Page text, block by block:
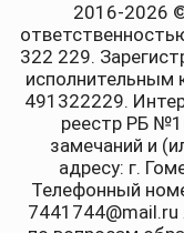
2016-2026
322 229.
исполнительным
491322229.
реестр РБ
замечаний и
адресу: г.
Телефонный